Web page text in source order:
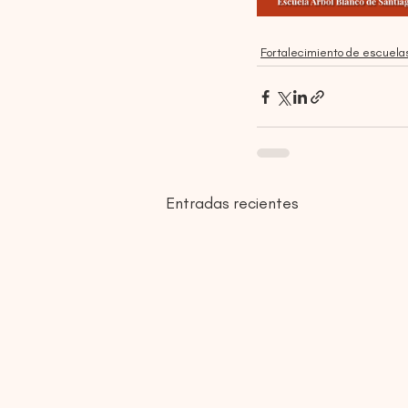
Fortalecimiento de
Entradas recientes